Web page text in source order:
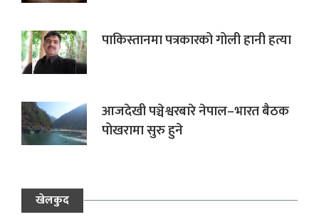
पाकिस्तानमा पत्रकारको गोली हानी हत्या
आजदेखी पञ्चेश्वरबारे नेपाल–भारत बैठक
पोखरामा सुरु हुने
खेलकुद